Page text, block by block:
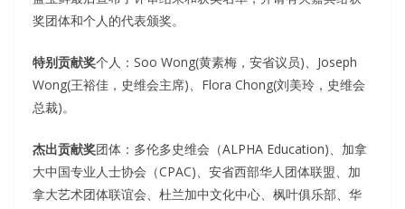
奖团体和个人的代表颁奖。
特别贡献奖个人：Soo Wong(黄素梅，安省议员)、Joseph
Wong(王裕佳，史维会主席)、Flora Chong(刘美玲，史维会
总裁)。
杰出贡献奖团体：多伦多史维会（ALPHA Education)、加拿
大中国专业人士协会（CPAC)、安省西部华人团体联盟、加
拿大艺术团体联谊会、杜兰加中文化中心、枫叶俱乐部、华